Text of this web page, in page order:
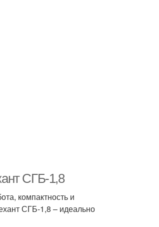
СГБ-1,8
компактность и
СГБ-1,8 – идеально